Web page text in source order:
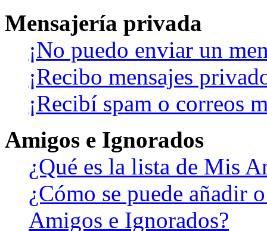
Mensajería privada
¡No puedo enviar un
¡Recibo mensajes
¡Recibí spam o correos
Amigos e Ignorados
¿Qué es la lista de Mis
¿Cómo se puede añadir
Amigos e Ignorados?